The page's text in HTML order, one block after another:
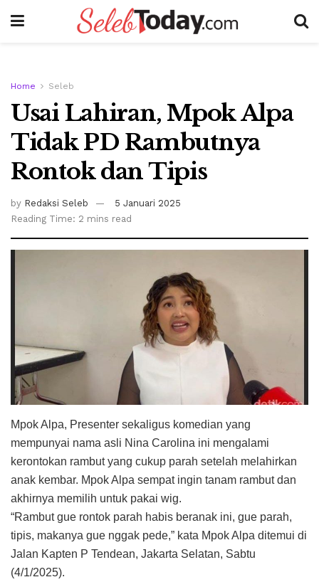
Home Seleb
Usai Lahiran, Mpok Alpa
Tidak PD Rambutnya
Rontok dan Tipis
by Redaksi Seleb
5 Januari 2025
Reading Time: 2 mins read
Mpok Alpa, Presenter sekaligus komedian yang
mempunyai nama asli Nina Carolina ini mengalami
kerontokan rambut yang cukup parah setelah melahirkan
anak kembar. Mpok Alpa sempat ingin tanam rambut dan
akhirnya memilih untuk pakai wig.
“Rambut gue rontok parah habis beranak ini, gue parah,
tipis, makanya gue nggak pede,” kata Mpok Alpa ditemui di
Jalan Kapten P Tendean, Jakarta Selatan, Sabtu
(4/1/2025).